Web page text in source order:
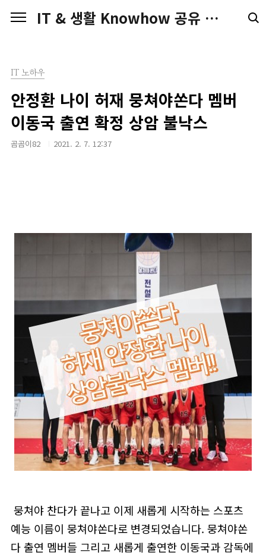
IT & 생활 Knowhow 공유 전문가 Blog
IT 노하우
안정환 나이 허재 뭉쳐야쏜다 멤버
이동국 출연 확정 상암 불낙스
곰곰이82 2021. 2. 7. 12:37
뭉쳐야 찬다가 끝나고 이제 새롭게 시작하는 스포츠
예능 이름이 뭉쳐야쏜다로 변경되었습니다. 뭉쳐야쏜
다 출연 멤버들 그리고 새롭게 출연한 이동국과 감독에